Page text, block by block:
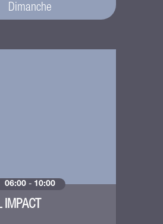
Dimanche
06:00- 10:00
IMPACT